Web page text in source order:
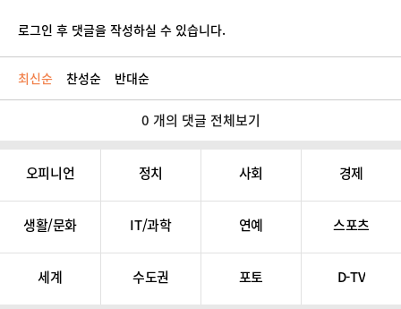
로그인 후 댓글을 작성하실 수 있습니다.
최신순 찬성순 반대순
0 개의 댓글 전체보기
오피니언 정치 사회 경제
생활/문화 IT/과학 연예 스포츠
세계 수도권 포토 D-TV